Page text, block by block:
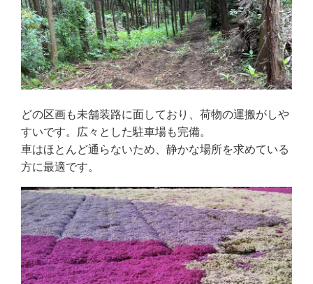
どの区画も未舗装路に面しており、荷物の運搬がしや
すいです。広々とした駐車場も完備。
車はほとんど通らないため、静かな場所を求めている
方に最適です。